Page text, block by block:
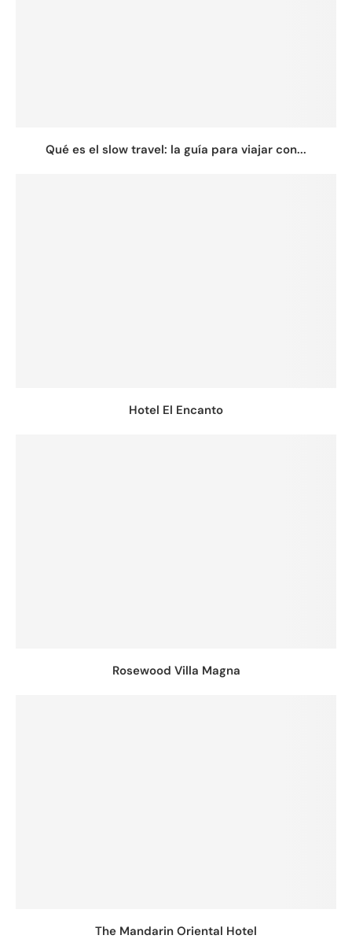
Qué es el slow travel: la guía para viajar con...
Hotel El Encanto
Rosewood Villa Magna
The Mandarin Oriental Hotel